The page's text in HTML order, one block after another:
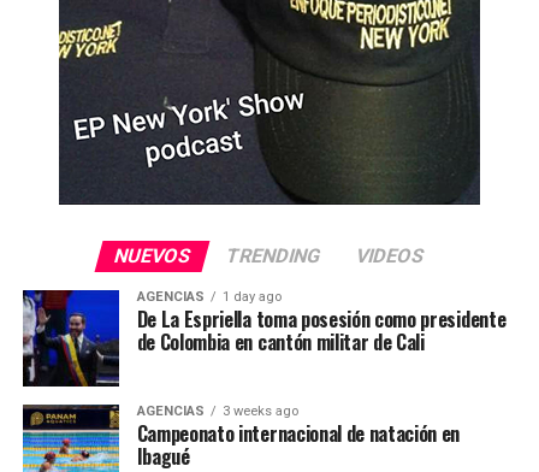
NUEVOS TRENDING VIDEOS
AGENCIAS 1 day ago
De La Espriella toma posesión como presidente
de Colombia en cantón militar de Cali
AGENCIAS 3 weeks ago
Campeonato internacional de natación en
Ibagué